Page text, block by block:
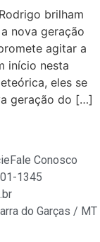
brilham
nova geração
agitar a
início nesta
eles se
geração do […]
Fale Conosco
1345
do Garças / MT